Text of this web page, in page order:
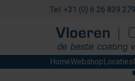
Tel: +31 (0) 6 26 839 279
HomeWebshopLocaties